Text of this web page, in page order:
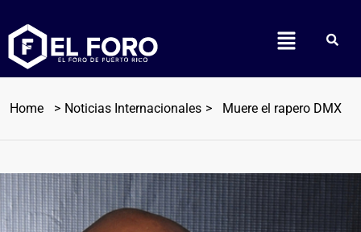
Home Noticias Internacionales Muere el rapero DMX